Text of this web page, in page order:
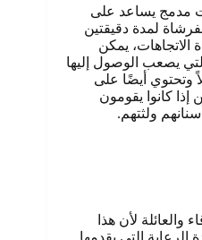
مدمج يساعد على
لمدة دقيقتين
يمكن
يصعب الوصول إليها
وتحتوي أيضًا على
كانوا يقومون
ولثتهم.
لأن هذا